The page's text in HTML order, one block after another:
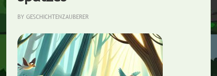
BY GESCHICHTENZAUBERER